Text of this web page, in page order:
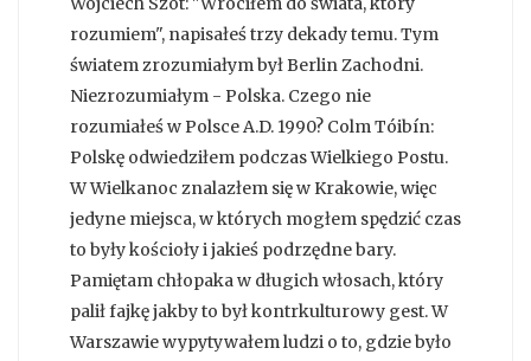
rozumiem", napisałeś trzy dekady temu. Tym
światem zrozumiałym był Berlin Zachodni.
Niezrozumiałym - Polska. Czego nie
rozumiałeś w Polsce A.D. 1990? Colm Tóibín:
Polskę odwiedziłem podczas Wielkiego Postu.
W Wielkanoc znalazłem się w Krakowie, więc
jedyne miejsca, w których mogłem spędzić czas
to były kościoły i jakieś podrzędne bary.
Pamiętam chłopaka w długich włosach, który
palił fajkę jakby to był kontrkulturowy gest. W
Warszawie wypytywałem ludzi o to, gdzie było